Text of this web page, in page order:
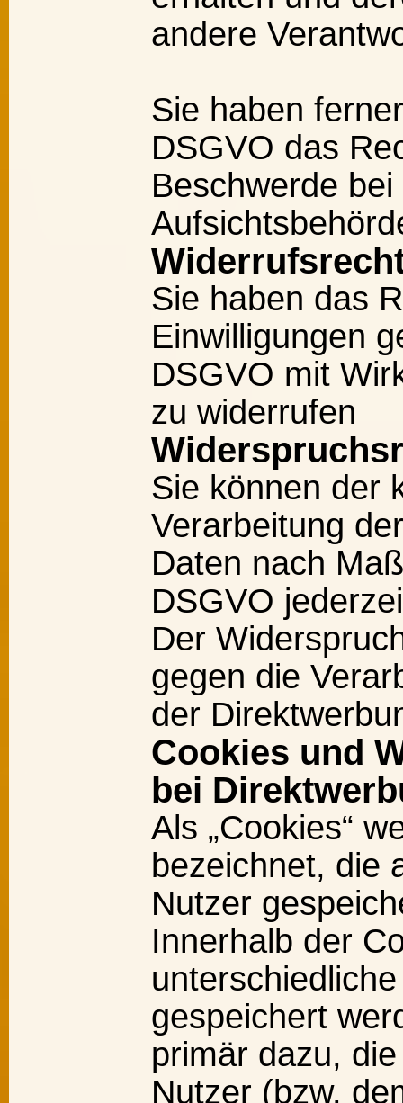
andere
Sie haben
DSGVO das
Beschwerde
Sie haben das
Einwilligungen
DSGVO mit
zu widerrufen
Sie können der
Verarbeitung
Daten nach
DSGVO
Der
gegen die
der
Cookies und
bei
Als „Cookies“
bezeichnet, die
Nutzer
Innerhalb der
gespeichert
primär dazu,
Nutzer (bzw.